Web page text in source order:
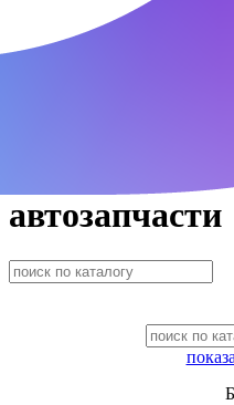
автозапчасти